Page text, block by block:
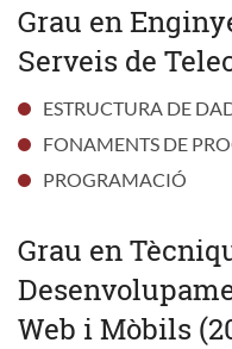
Grau en
Serveis de
ESTRUCTURA DE
FONAMENTS DE
PROGRAMACIÓ
Grau en
Web i Mòbils